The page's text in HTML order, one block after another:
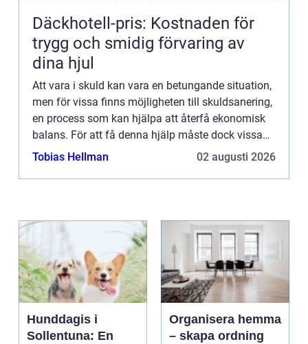
Däckhotell-pris: Kostnaden för
trygg och smidig förvaring av
dina hjul
Att vara i skuld kan vara en betungande situation,
men för vissa finns möjligheten till skuldsanering,
en process som kan hjälpa att återfå ekonomisk
balans. För att få denna hjälp måste dock vissa
kra...
Tobias Hellman 02 augusti 2026
Hunddagis i
Sollentuna: En
Organisera hemma
– skapa ordning